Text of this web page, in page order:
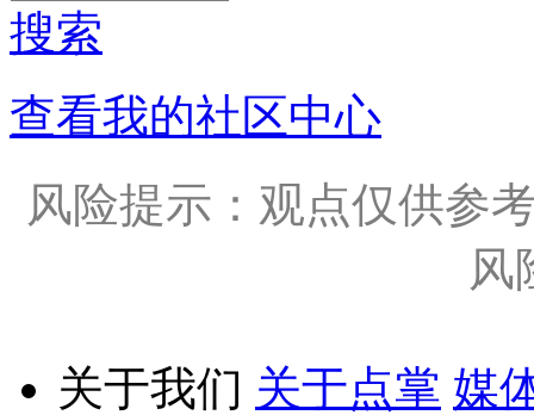
搜索
查看我的社区中心
风险提示：观点仅供参
风
关于我们 关于点掌 媒